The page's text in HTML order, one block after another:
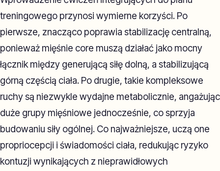
treningowego przynosi wymierne korzyści. Po
pierwsze, znacząco poprawia stabilizację centralną,
ponieważ mięśnie core muszą działać jako mocny
łącznik między generującą siłę dolną, a stabilizującą
górną częścią ciała. Po drugie, takie kompleksowe
ruchy są niezwykle wydajne metabolicznie, angażując
duże grupy mięśniowe jednocześnie, co sprzyja
budowaniu siły ogólnej. Co najważniejsze, uczą one
propriocepcji i świadomości ciała, redukując ryzyko
kontuzji wynikających z nieprawidłowych